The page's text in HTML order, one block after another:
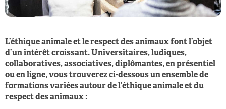
L’éthique animale et le respect des animaux font l’objet
d’un intérêt croissant. Universitaires, ludiques,
collaboratives, associatives, diplômantes, en présentiel
ou en ligne, vous trouverez ci-dessous un ensemble de
formations variées autour de l’éthique animale et du
respect des animaux :